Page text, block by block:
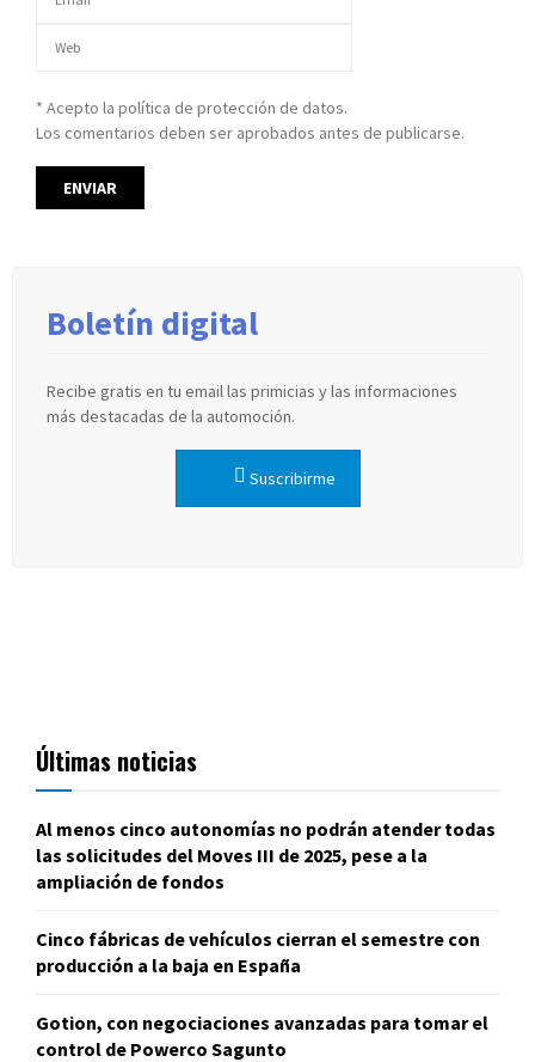
* Acepto la política de protección de datos.
Los comentarios deben ser aprobados antes de publicarse.
Boletín digital
Recibe gratis en tu email las primicias y las informaciones
más destacadas de la automoción.
Suscribirme
Últimas noticias
Al menos cinco autonomías no podrán atender todas
las solicitudes del Moves III de 2025, pese a la
ampliación de fondos
Cinco fábricas de vehículos cierran el semestre con
producción a la baja en España
Gotion, con negociaciones avanzadas para tomar el
control de Powerco Sagunto